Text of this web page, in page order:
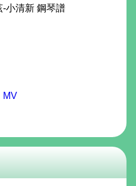
-小清新 鋼琴譜
MV